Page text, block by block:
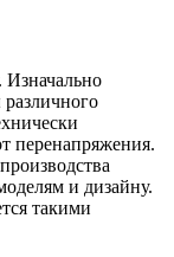
Изначально
перенапряжения.
и дизайну.
такими